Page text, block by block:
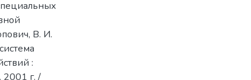
В. И.
:
2001 г. /